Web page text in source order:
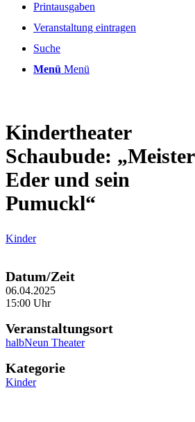
Printausgaben
Veranstaltung eintragen
Suche
Menü Menü
Kindertheater
Schaubude: „Meister
Eder und sein
Pumuckl“
Kinder
Datum/Zeit
06.04.2025
15:00 Uhr
Veranstaltungsort
halbNeun Theater
Kategorie
Kinder